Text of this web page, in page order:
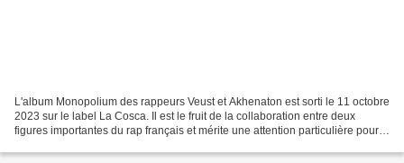
L'album Monopolium des rappeurs Veust et Akhenaton est sorti le 11 octobre
2023 sur le label La Cosca. Il est le fruit de la collaboration entre deux
figures importantes du rap français et mérite une attention particulière pour